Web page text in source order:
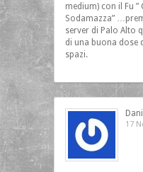
medium) con il Fu ”
Sodamazza”
server di Palo Alto
di una buona dose
spazi.
17